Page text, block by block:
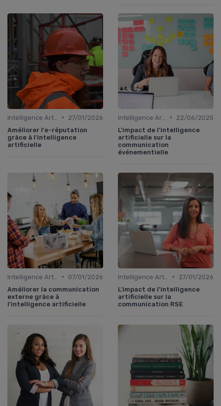
•
27/01/2026
Améliorer l'e-réputation
grâce à l'intelligence
artificielle
•
22/06/2025
L'impact de l'intelligence
artificielle sur la
communication
événementielle
•
07/01/2026
Améliorer la communication
externe grâce à
l'intelligence artificielle
•
27/01/2026
L'impact de l'intelligence
artificielle sur la
communication RSE